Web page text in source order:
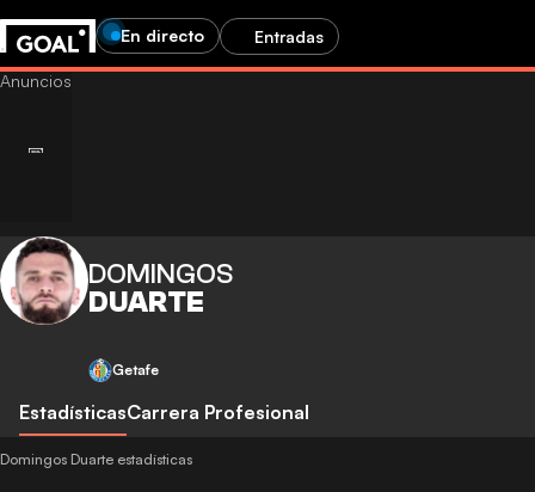
En directo Entradas
DOMINGOS
DUARTE
Getafe
EstadísticasCarrera Profesional
Domingos Duarte estadísticas